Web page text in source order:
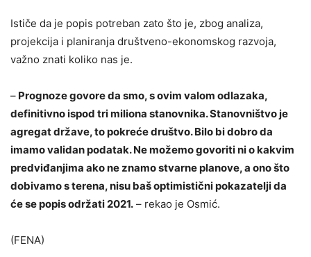
Ističe da je popis potreban zato što je, zbog analiza,
projekcija i planiranja društveno-ekonomskog razvoja,
važno znati koliko nas je.
– Prognoze govore da smo, s ovim valom odlazaka,
definitivno ispod tri miliona stanovnika. Stanovništvo je
agregat države, to pokreće društvo. Bilo bi dobro da
imamo validan podatak. Ne možemo govoriti ni o kakvim
predviđanjima ako ne znamo stvarne planove, a ono što
dobivamo s terena, nisu baš optimistični pokazatelji da
će se popis održati 2021. – rekao je Osmić.
(FENA)